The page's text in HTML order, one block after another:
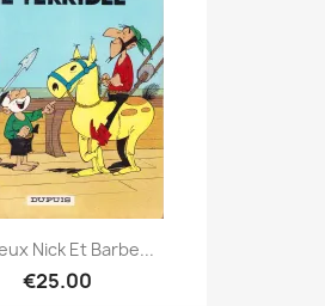
Nick Et Barbe...
€25.00